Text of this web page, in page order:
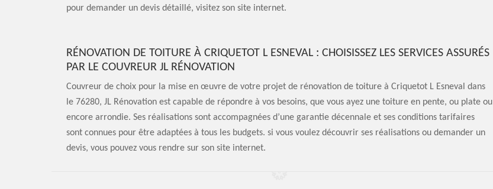
pour demander un devis détaillé, visitez son site internet.
RÉNOVATION DE TOITURE À CRIQUETOT L ESNEVAL : CHOISISSEZ LES SERVICES ASSURÉS
PAR LE COUVREUR JL RÉNOVATION
Couvreur de choix pour la mise en œuvre de votre projet de rénovation de toiture à Criquetot L Esneval dans
le 76280, JL Rénovation est capable de répondre à vos besoins, que vous ayez une toiture en pente, ou plate ou
encore arrondie. Ses réalisations sont accompagnées d’une garantie décennale et ses conditions tarifaires
sont connues pour être adaptées à tous les budgets. si vous voulez découvrir ses réalisations ou demander un
devis, vous pouvez vous rendre sur son site internet.